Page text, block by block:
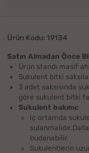
Ürün Kodu: 19134
Satın Almadan Önce
Ürün standı masif
Sukulent bitki
3 adet saksısında
göre sukulent bitki
Sukulent bakımı:
iç ortamda
budanabilir.
Sukulentlerin